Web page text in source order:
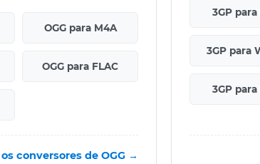
OGG para M4A
OGG para FLAC
conversores de OGG →
3GP
3GP para
3GP